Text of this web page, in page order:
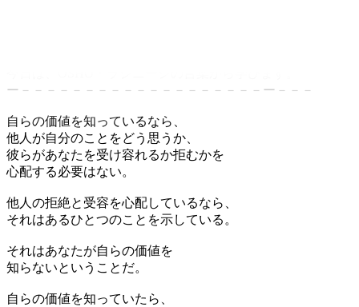
ー－－－－－－－－－－－－－－－－－－－ー－－－
自らの価値を知っているなら、
他人が自分のことをどう思うか、
彼らがあなたを受け容れるか拒むかを
心配する必要はない。
他人の拒絶と受容を心配しているなら、
それはあるひとつのことを示している。
それはあなたが自らの価値を
知らないということだ。
自らの価値を知っていたら、